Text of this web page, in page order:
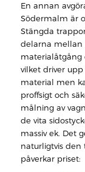
En annan
Södermalm är
Stängda
delarna mellan
materialåtgång
vilket driver
material men
proffsigt och
målning av
de vita
massiv ek. Det
naturligtvis den
påverkar priset: